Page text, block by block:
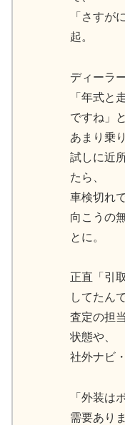
「さすが
起。
ディーラ
「年式と
ですね」と
あまり乗
試しに近
たら、
車検切れ
向こうの
とに。
正直「引
してたん
査定の担
状態や、
社外ナビ
「外装は
需要あり